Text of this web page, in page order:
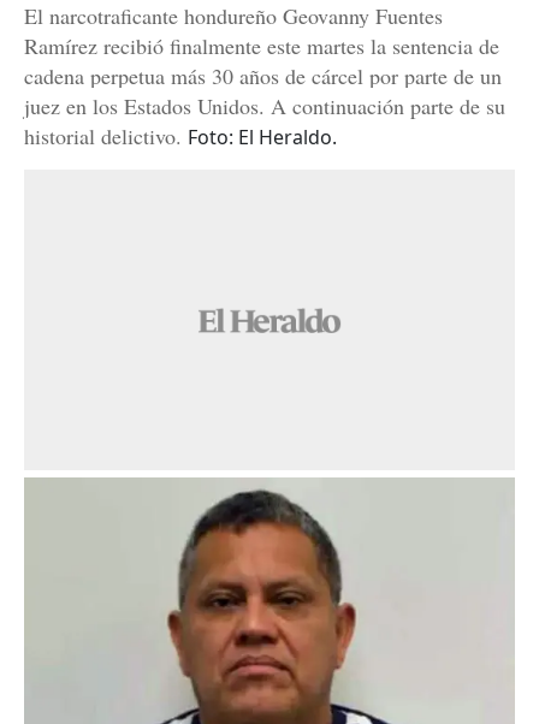
El narcotraficante hondureño Geovanny Fuentes
Ramírez recibió finalmente este martes la sentencia de
cadena perpetua más 30 años de cárcel por parte de un
juez en los Estados Unidos. A continuación parte de su
historial delictivo. Foto: El Heraldo.